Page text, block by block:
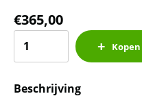
€365,00
Willem
-
Kopen
Beschrijving